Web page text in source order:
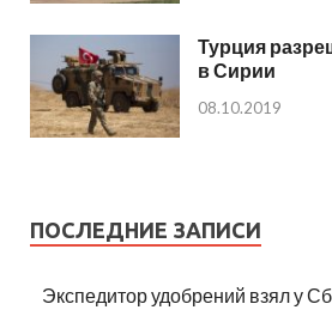
Турция
в Сирии
08.10.2019
ПОСЛЕДНИЕ ЗАПИСИ
Экспедитор удобрений взял у